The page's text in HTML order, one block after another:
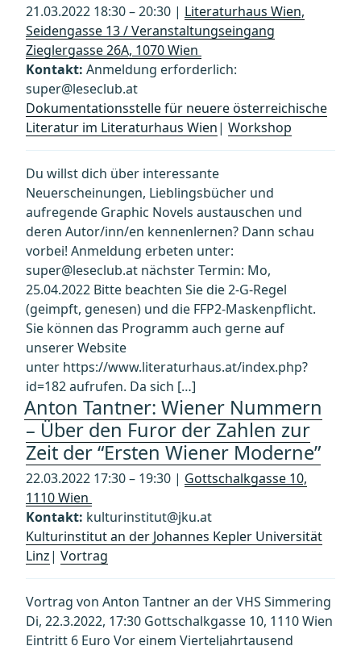
21.03.2022 18:30 – 20:30 | Literaturhaus Wien,
Seidengasse 13 / Veranstaltungseingang
Zieglergasse 26A, 1070 Wien
Kontakt: Anmeldung erforderlich:
super@leseclub.at
Dokumentationsstelle für neuere österreichische
Literatur im Literaturhaus Wien| Workshop
Du willst dich über interessante
Neuerscheinungen, Lieblingsbücher und
aufregende Graphic Novels austauschen und
deren Autor/inn/en kennenlernen? Dann schau
vorbei! Anmeldung erbeten unter:
super@leseclub.at nächster Termin: Mo,
25.04.2022 Bitte beachten Sie die 2-G-Regel
(geimpft, genesen) und die FFP2-Maskenpflicht.
Sie können das Programm auch gerne auf
unserer Website
unter https://www.literaturhaus.at/index.php?
id=182 aufrufen. Da sich […]
Anton Tantner: Wiener Nummern
– Über den Furor der Zahlen zur
Zeit der “Ersten Wiener Moderne”
22.03.2022 17:30 – 19:30 | Gottschalkgasse 10,
1110 Wien
Kontakt: kulturinstitut@jku.at
Kulturinstitut an der Johannes Kepler Universität
Linz| Vortrag
Vortrag von Anton Tantner an der VHS Simmering
Di, 22.3.2022, 17:30 Gottschalkgasse 10, 1110 Wien
Eintritt 6 Euro Vor einem Vierteljahrtausend